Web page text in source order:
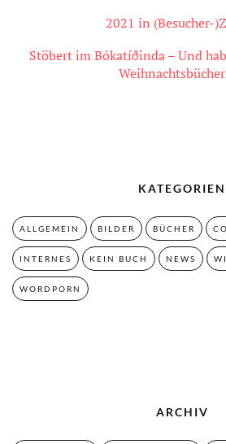
2021 in (Besucher-
Stöbert im Bókatíðinda – Und
KATEGORIEN
ALLGEMEIN BILDER BÜCHER
INTERNES KEIN BUCH NEWS
WORDPORN
ARCHIV